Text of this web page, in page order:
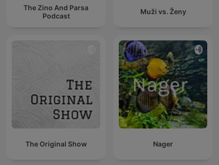
The Zino And Parsa
Podcast
Muži vs. Ženy
The Original Show Nager